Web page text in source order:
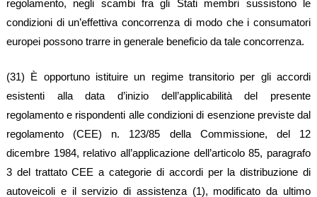
regolamento, negli scambi fra gli Stati membri sussistono le
condizioni di un’effettiva concorrenza di modo che i consumatori
europei possono trarre in generale beneficio da tale concorrenza.
(31) È opportuno istituire un regime transitorio per gli accordi
esistenti alla data d’inizio dell’applicabilità del presente
regolamento e rispondenti alle condizioni di esenzione previste dal
regolamento (CEE) n. 123/85 della Commissione, del 12
dicembre 1984, relativo all’applicazione dell’articolo 85, paragrafo
3 del trattato CEE a categorie di accordi per la distribuzione di
autoveicoli e il servizio di assistenza (1), modificato da ultimo